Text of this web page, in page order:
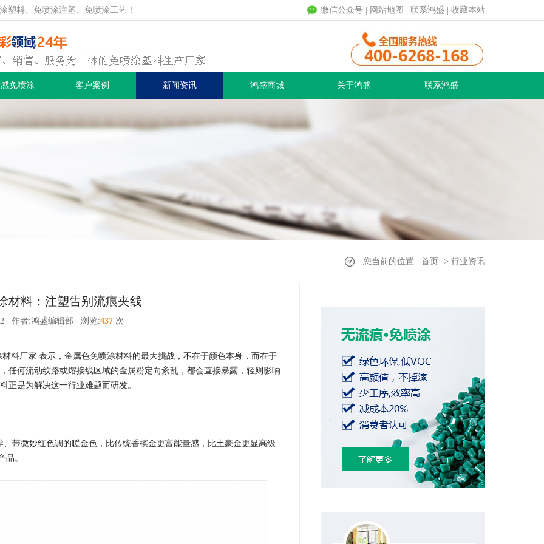
塑料、免喷涂注塑、免喷涂工艺！ 微信公众号 网站地图 联系鸿盛 收藏本站
免喷涂 客户案例 新闻资讯 鸿盛商城 关于鸿盛 联系鸿盛
您当前的位置 : 首页 -> 行业资讯
材料：注塑告别流痕夹线
作者:鸿盛编辑部 浏览:437次
料厂家 表示，金属色免喷涂材料的最大挑战，不在于颜色本身，而在于
任何流动纹路或熔接线区域的金属粉定向紊乱，都会直接暴露，轻则影响
正是为解决这一行业难题而研发。
带微妙红色调的暖金色，比传统香槟金更富能量感，比土豪金更显高级
品。